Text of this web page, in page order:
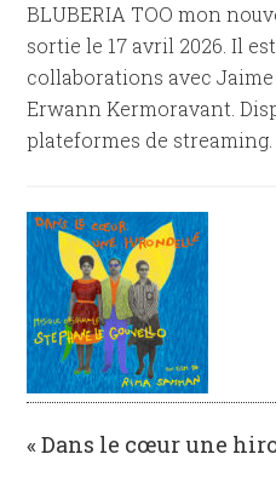
BLUBERIA TOO mon
sortie le 17 avril 2026. Il
collaborations avec
Erwann Kermoravant.
plateformes de streaming.
« Dans le cœur une